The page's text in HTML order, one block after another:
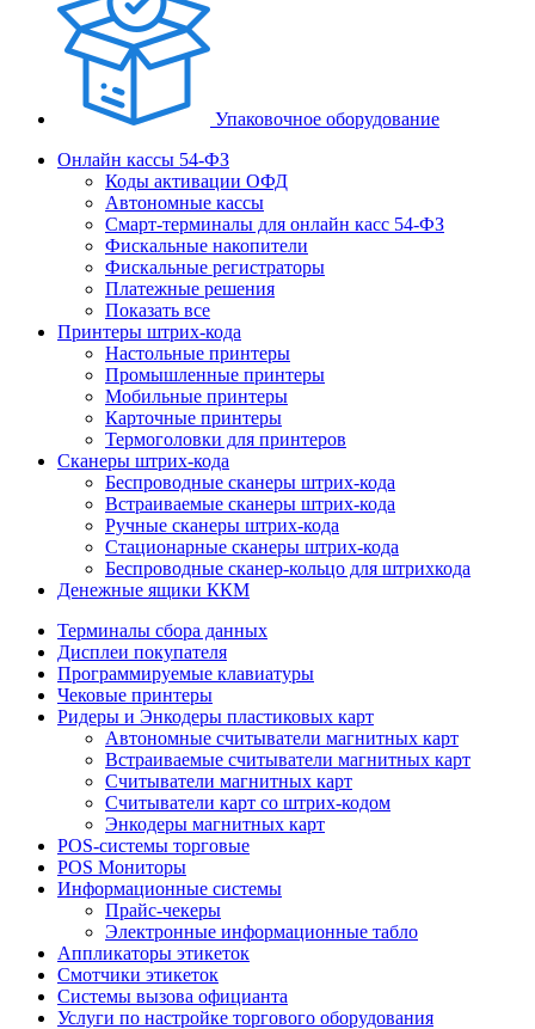
Упаковочное оборудование
Онлайн кассы 54-ФЗ
Коды активации ОФД
Автономные кассы
Смарт-терминалы для онлайн касс 54-ФЗ
Фискальные накопители
Фискальные регистраторы
Платежные решения
Показать все
Принтеры штрих-кода
Настольные принтеры
Промышленные принтеры
Мобильные принтеры
Карточные принтеры
Термоголовки для принтеров
Сканеры штрих-кода
Беспроводные сканеры штрих-кода
Встраиваемые сканеры штрих-кода
Ручные сканеры штрих-кода
Стационарные сканеры штрих-кода
Беспроводные сканер-кольцо для штрихкода
Денежные ящики ККМ
Терминалы сбора данных
Дисплеи покупателя
Программируемые клавиатуры
Чековые принтеры
Ридеры и Энкодеры пластиковых карт
Автономные считыватели магнитных карт
Встраиваемые считыватели магнитных карт
Считыватели магнитных карт
Считыватели карт со штрих-кодом
Энкодеры магнитных карт
POS-системы торговые
POS Мониторы
Информационные системы
Прайс-чекеры
Электронные информационные табло
Аппликаторы этикеток
Смотчики этикеток
Системы вызова официанта
Услуги по настройке торгового оборудования